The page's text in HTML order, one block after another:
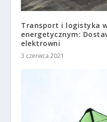
Transport i logistyka
energetycznym:
elektrowni
3 czerwca 2021